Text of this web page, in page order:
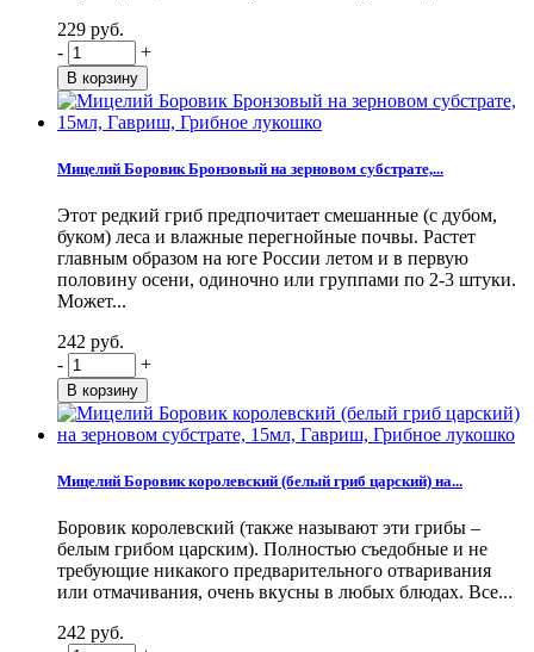
229 руб.
-
+
Мицелий Боровик Бронзовый на зерновом субстрате,...
Этот редкий гриб предпочитает смешанные (с дубом,
буком) леса и влажные перегнойные почвы. Растет
главным образом на юге России летом и в первую
половину осени, одиночно или группами по 2-3 штуки.
Может...
242 руб.
-
+
Мицелий Боровик королевский (белый гриб царский) на...
Боровик королевский (также называют эти грибы –
белым грибом царским). Полностью съедобные и не
требующие никакого предварительного отваривания
или отмачивания, очень вкусны в любых блюдах. Все...
242 руб.